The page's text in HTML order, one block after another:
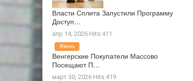
Власти Сплита Запустили Программу
Доступ…
апр 14, 2026 Hits:411
Венгерские Покупатели Массово
Посещают П…
март 30, 2026 Hits:419
Жизнь